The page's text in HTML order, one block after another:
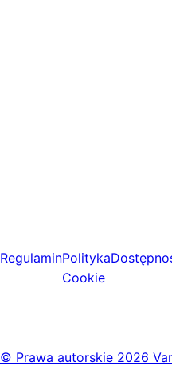
RegulaminPolityka
Cookie
© Prawa autorskie 2026